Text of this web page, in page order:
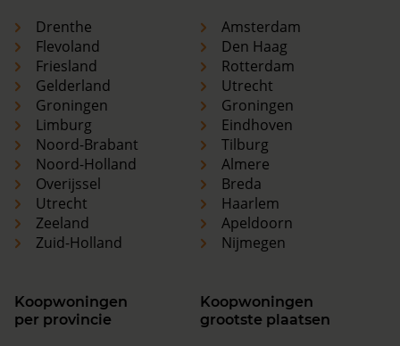
Drenthe
Flevoland
Friesland
Gelderland
Groningen
Limburg
Noord-Brabant
Noord-Holland
Overijssel
Utrecht
Zeeland
Zuid-Holland
Amsterdam
Den Haag
Rotterdam
Utrecht
Groningen
Eindhoven
Tilburg
Almere
Breda
Haarlem
Apeldoorn
Nijmegen
Koopwoningen
per provincie
Koopwoningen
grootste plaatsen